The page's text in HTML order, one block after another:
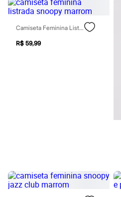
Botas
Chinelos
Sapatos
Sandálias e Papetes
Tênis
Moda esportiva
Blusas e Camisetas
Calças
Camiseta Feminina Listrada Snoopy Marrom
R$ 59,99